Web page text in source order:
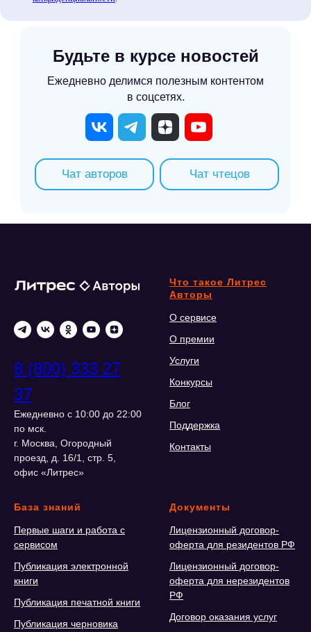
Будьте в курсе новостей
Ежедневно делимся полезным контентом
в соцсетях.
Чат авторов Чат чтецов
8 (800) 333 27
37
Ежедневно с 10:00 до 22:00
по мск.
г. Москва, Огородный
проезд, д. 16/1, стр. 5,
офис «Литрес»
Что такое Литрес
Авторы
О сервисе
О премии
Услуги
Конкурсы
Блог
Поддержка
Контакты
База знаний
Первые шаги и работа с
сервисом
Публикация электронной
книги
Публикация печатной книги
Публикация черновика
Документы
Лицензионный договор-
оферта для резидентов РФ
Лицензионный договор-
оферта для нерезидентов
РФ
Договор оказания услуг